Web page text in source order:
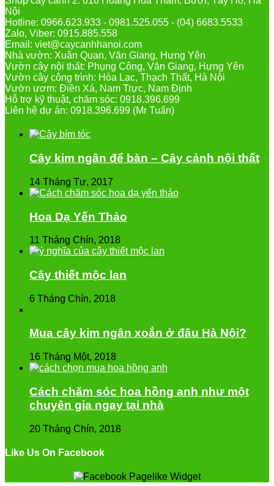
Nội
Hotline: 0966.623.933 - 0981.525.055 - (04) 6683.5533
Zalo, Viber: 0915.885.558
Email: viet@caycanhhanoi.com
Nhà vườn: Xuân Quan, Văn Giang, Hưng Yên
Vườn cây nội thất: Phụng Công, Văn Giang, Hưng Yên
Vườn cây công trình: Hòa Lạc, Thạch Thất, Hà Nội
Vườn ươm: Điền Xá, Nam Trực, Nam Định
Hỗ trợ kỹ thuật, chăm sóc: 0918.396.699
Liên hệ dự án: 0918.396.699 (Mr Tuấn)
Cây kim ngân để bàn – Cây cảnh nội thất
14 Tháng Tư, 2017
Hoa Dạ Yến Thảo
11 Tháng Chín, 2018
Cây thiết mộc lan
6 Tháng Chín, 2018
Mua cây kim ngân xoắn ở đâu Hà Nội?
16 Tháng Một, 2018
Cách chăm sóc hoa hồng anh như một
chuyên gia ngay tại nhà
20 Tháng Chín, 2018
Like Us On Facebook